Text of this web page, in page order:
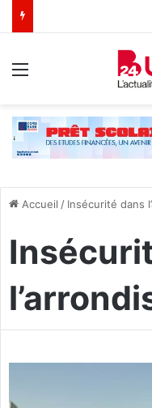
Accueil / Insécurité dans